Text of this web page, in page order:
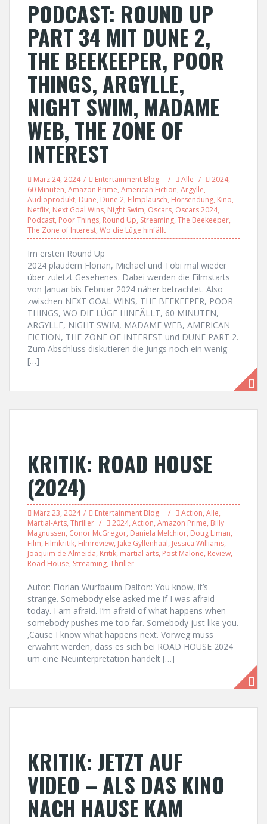
PODCAST: ROUND UP
PART 34 MIT DUNE 2,
THE BEEKEEPER, POOR
THINGS, ARGYLLE,
NIGHT SWIM, MADAME
WEB, THE ZONE OF
INTEREST
März 24, 2024 Entertainment Blog Alle 2024,
60 Minuten, Amazon Prime, American Fiction, Argylle,
Audioprodukt, Dune, Dune 2, Filmplausch, Hörsendung, Kino,
Netflix, Next Goal Wins, Night Swim, Oscars, Oscars 2024,
Podcast, Poor Things, Round Up, Streaming, The Beekeeper,
The Zone of Interest, Wo die Lüge hinfällt
Im ersten Round Up
2024 plaudern Florian, Michael und Tobi mal wieder
über zuletzt Gesehenes. Dabei werden die Filmstarts
von Januar bis Februar 2024 näher betrachtet. Also
zwischen NEXT GOAL WINS, THE BEEKEEPER, POOR
THINGS, WO DIE LÜGE HINFÄLLT, 60 MINUTEN,
ARGYLLE, NIGHT SWIM, MADAME WEB, AMERICAN
FICTION, THE ZONE OF INTEREST und DUNE PART 2.
Zum Abschluss diskutieren die Jungs noch ein wenig
[…]
KRITIK: ROAD HOUSE
(2024)
März 23, 2024 Entertainment Blog Action, Alle,
Martial-Arts, Thriller 2024, Action, Amazon Prime, Billy
Magnussen, Conor McGregor, Daniela Melchior, Doug Liman,
Film, Filmkritik, Filmreview, Jake Gyllenhaal, Jessica Williams,
Joaquim de Almeida, Kritik, martial arts, Post Malone, Review,
Road House, Streaming, Thriller
Autor: Florian Wurfbaum Dalton: You know, it’s
strange. Somebody else asked me if I was afraid
today. I am afraid. I’m afraid of what happens when
somebody pushes me too far. Somebody just like you.
‚Cause I know what happens next. Vorweg muss
erwähnt werden, dass es sich bei ROAD HOUSE 2024
um eine Neuinterpretation handelt […]
KRITIK: JETZT AUF
VIDEO – ALS DAS KINO
NACH HAUSE KAM